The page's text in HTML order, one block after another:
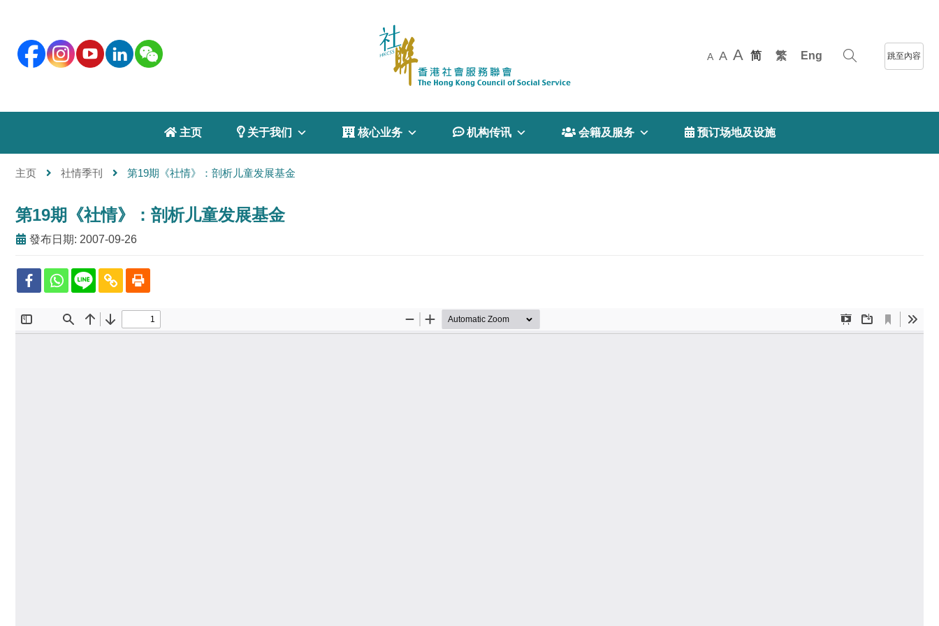
A A A 简 繁 Eng 跳至內容
 主页  关于我们  核心业务  机构传讯  会籍及服务  预订场地及设施
主页 社情季刊 第19期《社情》：剖析儿童发展基金
第19期《社情》：剖析儿童发展基金
發布日期: 2007-09-26